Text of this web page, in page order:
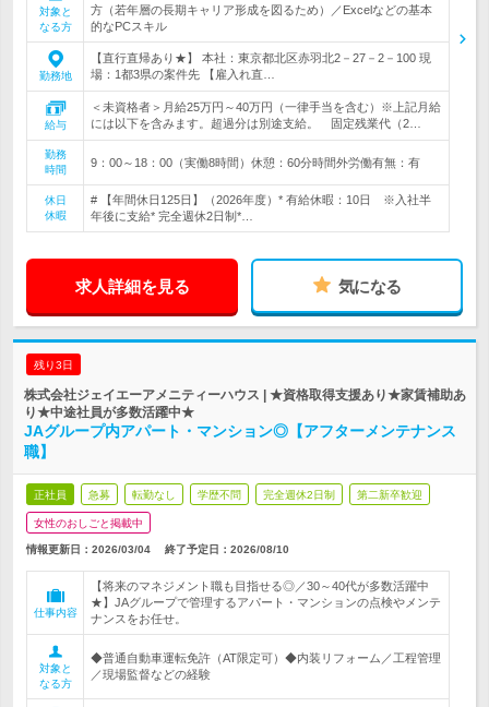
対象と
なる方
方（若年層の長期キャリア形成を図るため）／Excelなどの基本
的なPCスキル
勤務地
【直行直帰あり★】 本社：東京都北区赤羽北2－27－2－100 現
場：1都3県の案件先 【雇入れ直…
給与
＜未資格者＞月給25万円～40万円（一律手当を含む）※上記月給
には以下を含みます。超過分は別途支給。 固定残業代（2…
勤務
時間
9：00～18：00（実働8時間）休憩：60分時間外労働有無：有
休日
休暇
# 【年間休日125日】（2026年度）* 有給休暇：10日 ※入社半
年後に支給* 完全週休2日制*…
求人詳細を見る 気になる
残り3日
株式会社ジェイエーアメニティーハウス | ★資格取得支援あり★家賃補助あ
り★中途社員が多数活躍中★
JAグループ内アパート・マンション◎【アフターメンテナンス
職】
正社員 急募 転勤なし 学歴不問 完全週休2日制 第二新卒歓迎
女性のおしごと掲載中
情報更新日：2026/03/04 終了予定日： 2026/08/10
仕事内容
【将来のマネジメント職も目指せる◎／30～40代が多数活躍中
★】JAグループで管理するアパート・マンションの点検やメンテ
ナンスをお任せ。
対象と
なる方
◆普通自動車運転免許（AT限定可）◆内装リフォーム／工程管理
／現場監督などの経験